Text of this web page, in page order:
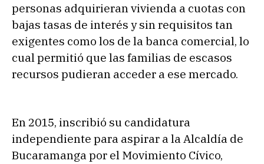
personas adquirieran vivienda a cuotas con
bajas tasas de interés y sin requisitos tan
exigentes como los de la banca comercial, lo
cual permitió que las familias de escasos
recursos pudieran acceder a ese mercado.
En 2015, inscribió su candidatura
independiente para aspirar a la Alcaldía de
Bucaramanga por el Movimiento Cívico,